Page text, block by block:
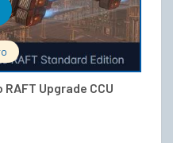
Upgrade CCU
IN DEN WARENKORB